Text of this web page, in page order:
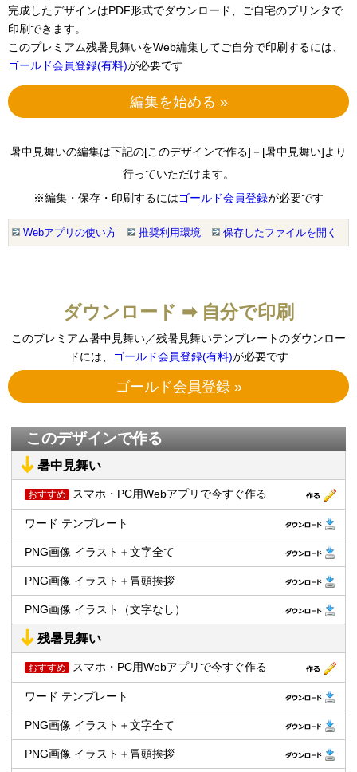
完成したデザインはPDF形式でダウンロード、ご自宅のプリンタで
印刷できます。
このプレミアム残暑見舞いをWeb編集してご自分で印刷するには、
ゴールド会員登録(有料)が必要です
編集を始める »
暑中見舞いの編集は下記の[このデザインで作る]－[暑中見舞い]より
行っていただけます。
※編集・保存・印刷するにはゴールド会員登録が必要です
Webアプリの使い方 推奨利用環境 保存したファイルを開く
ダウンロード ➡ 自分で印刷
このプレミアム暑中見舞い／残暑見舞いテンプレートのダウンロー
ドには、
ゴールド会員登録(有料)が必要です
ゴールド会員登録 »
このデザインで作る
暑中見舞い
おすすめ スマホ・PC用Webアプリで今すぐ作る
ワード テンプレート
PNG画像 イラスト＋文字全て
PNG画像 イラスト＋冒頭挨拶
PNG画像 イラスト（文字なし）
残暑見舞い
おすすめ スマホ・PC用Webアプリで今すぐ作る
ワード テンプレート
PNG画像 イラスト＋文字全て
PNG画像 イラスト＋冒頭挨拶